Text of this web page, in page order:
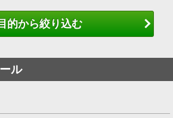
的から絞り込む
ル